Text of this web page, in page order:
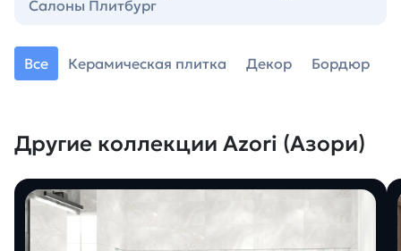
Салоны Плитбург
Все Керамическая плитка Декор Бордюр
Другие коллекции Azori (Азори)